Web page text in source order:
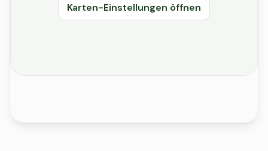
Karten-Einstellungen öffnen